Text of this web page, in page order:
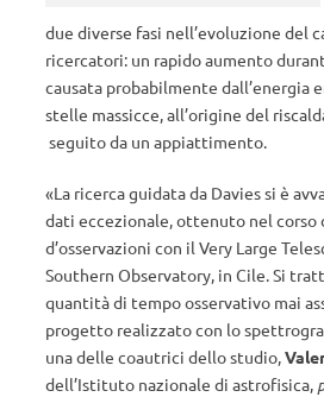
due diverse fasi nell’evoluzione del
ricercatori: un rapido aumento
causata probabilmente dall’energia
stelle massicce, all’origine del
seguito da un appiattimento.
«La ricerca guidata da Davies si è
dati eccezionale, ottenuto nel corso
d’osservazioni con il Very Large
Southern Observatory, in Cile. Si
quantità di tempo osservativo mai
progetto realizzato con lo
una delle coautrici dello studio,
dell’Istituto nazionale di astrofisica,